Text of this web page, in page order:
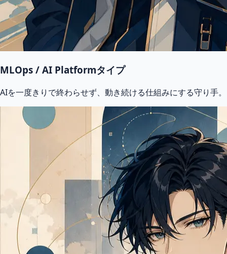
MLOps / AI Platformタイプ
AIを一度きりで終わらせず、動き続ける仕組みにする守り手。